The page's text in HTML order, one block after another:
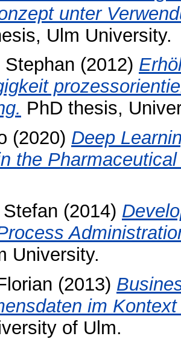
unter
Ulm University.
Stephan (2012)
PhD thesis,
(2020) Deep
the
(2014)
University.
(2013)
im
of Ulm.